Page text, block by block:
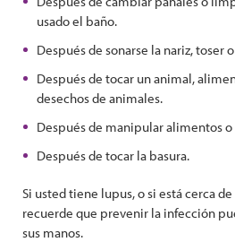
usado el baño.
Después de sonarse la nariz, toser
Después de tocar un animal,
desechos de animales.
Después de manipular alimentos
Después de tocar la basura.
Si usted tiene lupus, o si está cerca
recuerde que prevenir la infección
sus manos.